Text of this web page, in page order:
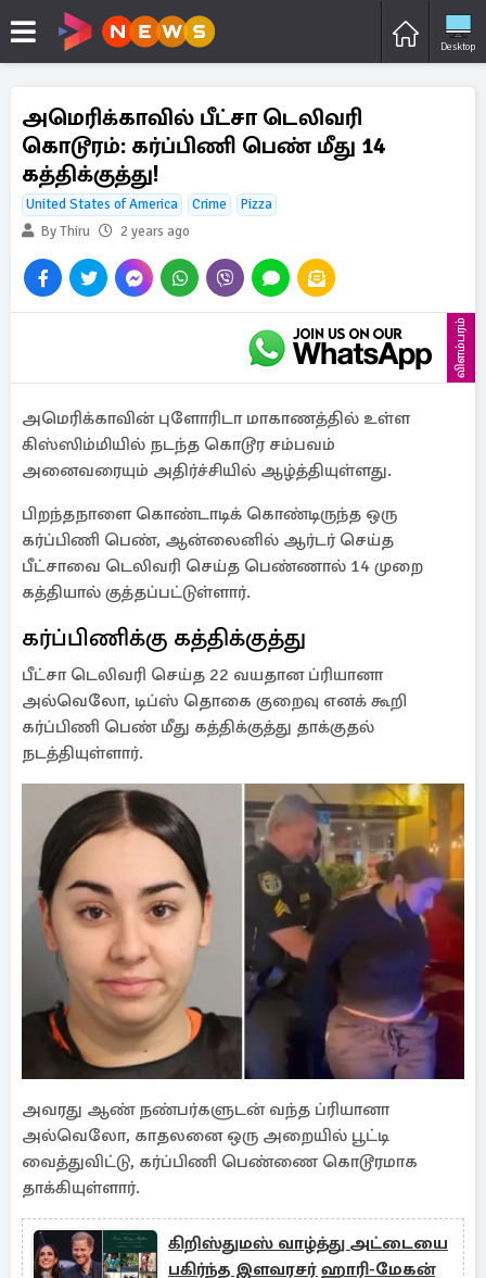
Desktop
அமெரிக்காவில் பீட்சா டெலிவரி
கொடூரம்: கர்ப்பிணி பெண் மீது 14
கத்திக்குத்து!
United States of America Crime
Pizza
By Thiru
2 years ago
விளம்பரம்
அமெரிக்காவின் புளோரிடா மாகாணத்தில் உள்ள
கிஸ்ஸிம்மியில் நடந்த கொடூர சம்பவம்
அனைவரையும் அதிர்ச்சியில் ஆழ்த்தியுள்ளது.
பிறந்தநாளை கொண்டாடிக் கொண்டிருந்த ஒரு
கர்ப்பிணி பெண், ஆன்லைனில் ஆர்டர் செய்த
பீட்சாவை டெலிவரி செய்த பெண்ணால் 14 முறை
கத்தியால் குத்தப்பட்டுள்ளார்.
கர்ப்பிணிக்கு கத்திக்குத்து
பீட்சா டெலிவரி செய்த 22 வயதான ப்ரியானா
அல்வெலோ, டிப்ஸ் தொகை குறைவு எனக் கூறி
கர்ப்பிணி பெண் மீது கத்திக்குத்து தாக்குதல்
நடத்தியுள்ளார்.
அவரது ஆண் நண்பர்களுடன் வந்த ப்ரியானா
அல்வெலோ, காதலனை ஒரு அறையில் பூட்டி
வைத்துவிட்டு, கர்ப்பிணி பெண்ணை கொடூரமாக
தாக்கியுள்ளார்.
கிறிஸ்துமஸ் வாழ்த்து அட்டையை
பகிர்ந்த இளவரசர் ஹாரி-மேகன்